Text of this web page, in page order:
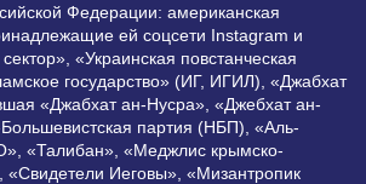
Федерации: американская
ей соцсети Instagram и
«Украинская повстанческая
государство» (ИГ, ИГИЛ), «Джабхат
«Джабхат ан-Нусра», «Джебхат ан-
партия (НБП), «Аль-
«Талибан», «Меджлис крымско-
«Свидетели Иеговы», «Мизантропик